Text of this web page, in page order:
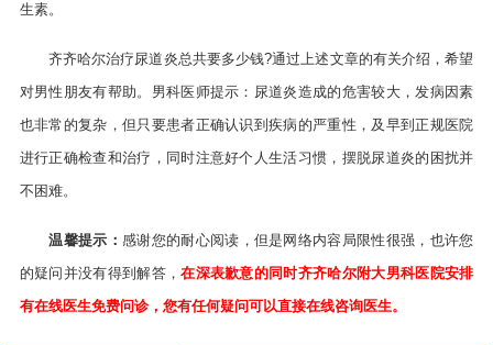
生素。
齐齐哈尔治疗尿道炎总共要多少钱?通过上述文章的有关介绍，希望
对男性朋友有帮助。男科医师提示：尿道炎造成的危害较大，发病因素
也非常的复杂，但只要患者正确认识到疾病的严重性，及早到正规医院
进行正确检查和治疗，同时注意好个人生活习惯，摆脱尿道炎的困扰并
不困难。
温馨提示： 感谢您的耐心阅读，但是网络内容局限性很强，也许您
的疑问并没有得到解答，在深表歉意的同时齐齐哈尔附大男科医院安排
有在线医生免费问诊，您有任何疑问可以直接在线咨询医生。